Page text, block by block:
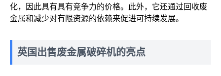
化，因此具有具有竞争力的价格。此外，它还通过回收废
金属和减少对有限资源的依赖来促进可持续发展。
英国出售废金属破碎机的亮点